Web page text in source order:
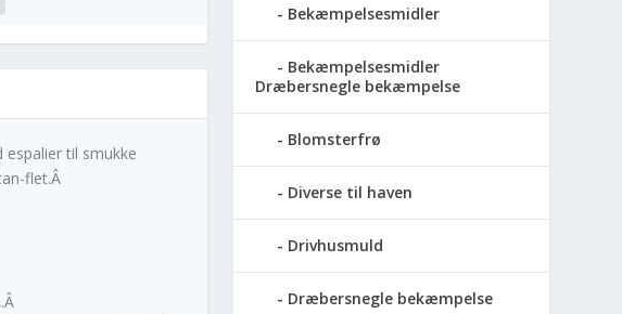
espalier til smukke
flet.Â
Bekæmpelsesmidler
Bekæmpelsesmidler
Dræbersnegle bekæmpelse
Blomsterfrø
Diverse til haven
Drivhusmuld
Dræbersnegle bekæmpelse